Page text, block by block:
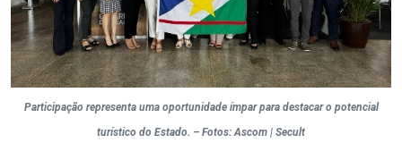
Participação representa uma oportunidade ímpar para destacar o potencial
turístico do Estado. – Fotos: Ascom | Secult